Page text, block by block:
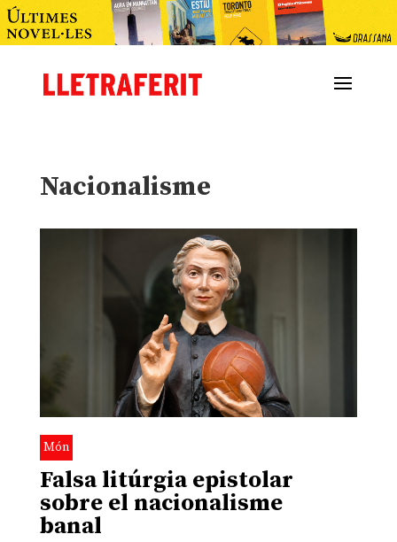
Nacionalisme
Món
Falsa litúrgia epistolar
sobre el nacionalisme
banal